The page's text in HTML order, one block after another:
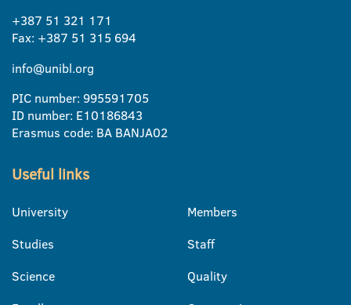
+387 51 321 171
Fax: +387 51 315 694
info@unibl.org
PIC number: 995591705
ID number: E10186843
Erasmus code: BA BANJA02
Useful links
University
Studies
Science
Members
Staff
Quality